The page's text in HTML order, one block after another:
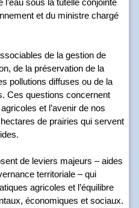
sous la tutelle conjointe
et du ministre chargé
de la gestion de
de la préservation de la
pollutions diffuses ou de la
Ces questions concernent
et l’avenir de nos
de prairies qui servent
de leviers majeurs – aides
territoriale – qui
agricoles et l’équilibre
économiques et sociaux.